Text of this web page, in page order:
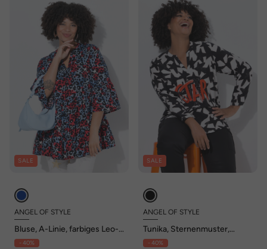
SALE
ANGEL OF STYLE
Bluse, A-Linie, farbiges Leo-
Muster, Volants
- 40%
SALE
ANGEL OF STYLE
Tunika, Sternenmuster,
Schriftzug
- 40%